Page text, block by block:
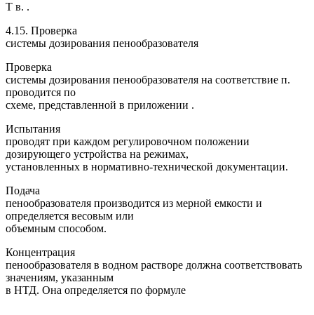
Т в. .
4.15. Проверка
системы дозирования пенообразователя
Проверка
системы дозирования пенообразователя на соответствие п.
проводится по
схеме, представленной в приложении .
Испытания
проводят при каждом регулировочном положении
дозирующего устройства на режимах,
установленных в нормативно-технической документации.
Подача
пенообразователя производится из мерной емкости и
определяется весовым или
объемным способом.
Концентрация
пенообразователя в водном растворе должна соответствовать
значениям, указанным
в НТД. Она определяется по формуле